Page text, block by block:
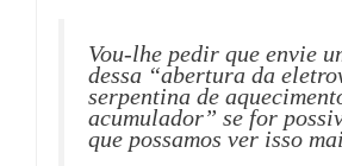
Vou-lhe pedir que envie
dessa “abertura da
serpentina de
acumulador” se for
que possamos ver isso